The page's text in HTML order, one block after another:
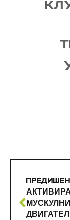
МУСКУЛНИ